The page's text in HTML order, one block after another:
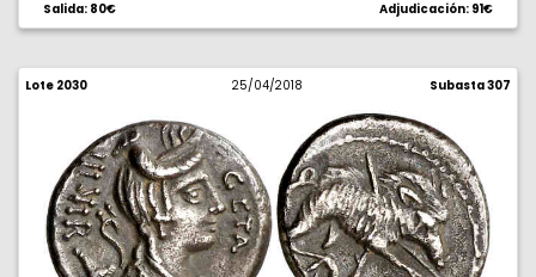
Salida: 80€ Adjudicación: 91€
Lote 2030 25/04/2018 Subasta 307